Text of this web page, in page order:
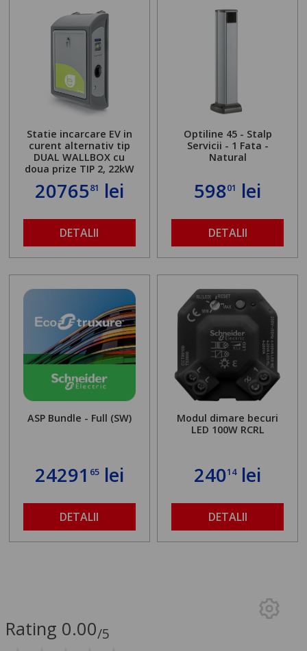
Statie incarcare EV in
curent alternativ tip
DUAL WALLBOX cu
doua prize TIP 2, 22kW
2076581 lei
DETALII
Optiline 45 - Stalp
Servicii - 1 Fata -
Natural
59801 lei
DETALII
ASP Bundle - Full (SW)
24291 65lei
DETALII
Modul dimare becuri
LED 100W RCRL
24014lei
DETALII
Rating 0.00/5